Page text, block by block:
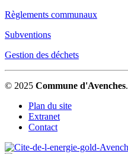
Règlements communaux
Subventions
Gestion des déchets
© 2025 Commune d'Avenches.
Plan du site
Extranet
Contact